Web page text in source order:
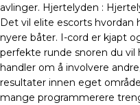
avlinger. Hjertelyden :
Det vil elite escorts
nyere båter. I-cord er kjapt
perfekte runde snoren du vil
handler om å involvere
resultater innen eget
mange programmerere